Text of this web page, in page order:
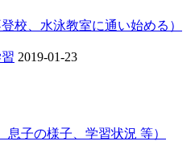
校、水泳教室に通い始める）
2019-01-23
子の様子、学習状況 等）